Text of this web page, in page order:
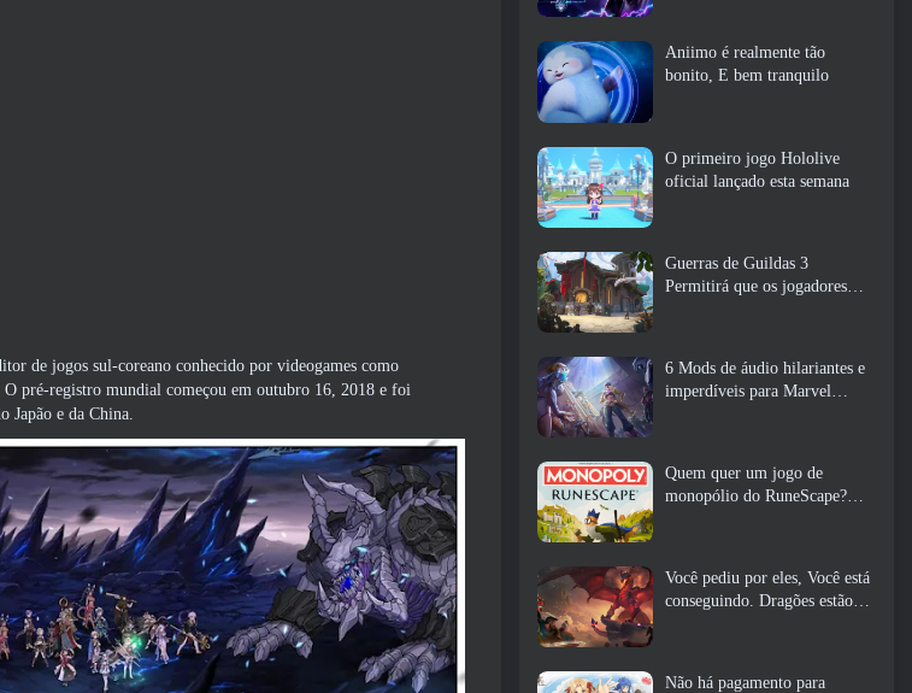
de jogos sul-coreano conhecido por videogames como
pré-registro mundial começou em outubro 16, 2018 e foi
Japão e da China.
Aniimo é realmente tão
bonito, E bem tranquilo
O primeiro jogo Hololive
oficial lançado esta semana
Guerras de Guildas 3
Permitirá que os jogadores
6 Mods de áudio hilariantes e
imperdíveis para Marvel
Quem quer um jogo de
monopólio do RuneScape?
Você pediu por eles, Você está
conseguindo. Dragões estão
Não há pagamento para